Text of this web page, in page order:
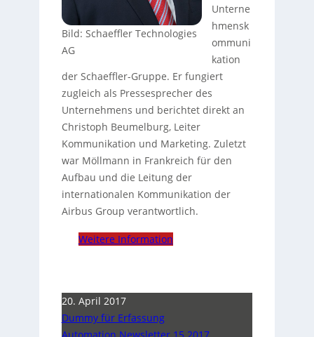
Bild: Schaeffler Technologies
AG
Unterne
hmensk
ommuni
kation
der Schaeffler-Gruppe. Er fungiert
zugleich als Pressesprecher des
Unternehmens und berichtet direkt an
Christoph Beumelburg, Leiter
Kommunikation und Marketing. Zuletzt
war Möllmann in Frankreich für den
Aufbau und die Leitung der
internationalen Kommunikation der
Airbus Group verantwortlich.
Weitere Information
20. April 2017
Dummy für Erfassung